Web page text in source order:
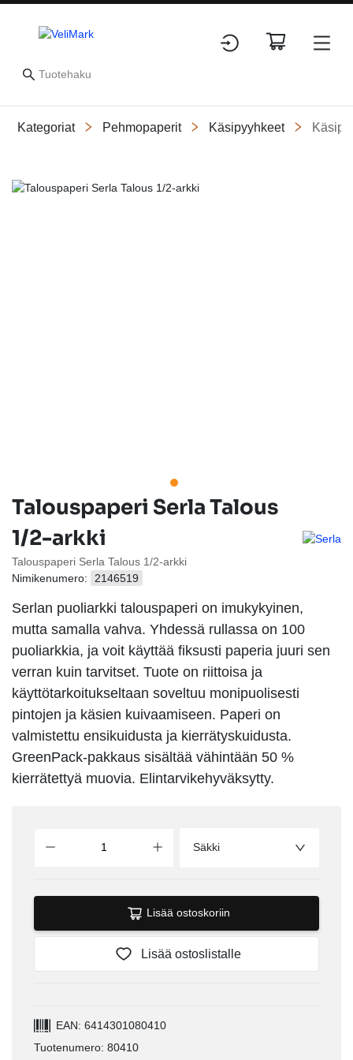
Kategoriat Pehmopaperit Käsipyyhkeet
Slide 1 of 1
Talouspaperi Serla Talous
1/2-arkki
Talouspaperi Serla Talous 1/2-arkki
Nimikenumero:
2146519
Serlan puoliarkki talouspaperi on imukykyinen,
mutta samalla vahva. Yhdessä rullassa on 100
puoliarkkia, ja voit käyttää fiksusti paperia juuri sen
verran kuin tarvitset. Tuote on riittoisa ja
käyttötarkoitukseltaan soveltuu monipuolisesti
pintojen ja käsien kuivaamiseen. Paperi on
valmistettu ensikuidusta ja kierrätyskuidusta.
GreenPack-pakkaus sisältää vähintään 50 %
kierrätettyä muovia. Elintarvikehyväksytty.
Säkki
Lisää ostoskoriin
Lisää ostoslistalle
EAN: 6414301080410
Tuotenumero: 80410